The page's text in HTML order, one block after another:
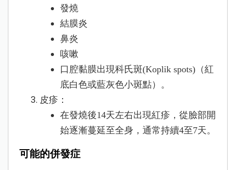
發燒
結膜炎
鼻炎
咳嗽
口腔黏膜出現科氏斑(Koplik spots)（紅
底白色或藍灰色小斑點）。
皮疹：
在發燒後14天左右出現紅疹，從臉部開
始逐漸蔓延至全身，通常持續4至7天。
可能的併發症